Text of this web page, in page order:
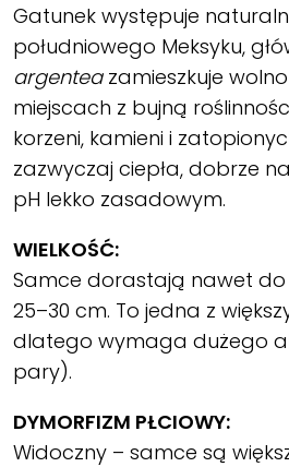
Gatunek występuje
południowego Meksyku,
argenteazamieszkuje
miejscach z bujną
korzeni, kamieni i
zazwyczaj ciepła, dobrze
pH lekko zasadowym.
WIELKOŚĆ:
Samce dorastają nawet do
25–30 cm. To jedna z
dlatego wymaga dużego
pary).
DYMORFIZM PŁCIOWY:
Widoczny – samce są